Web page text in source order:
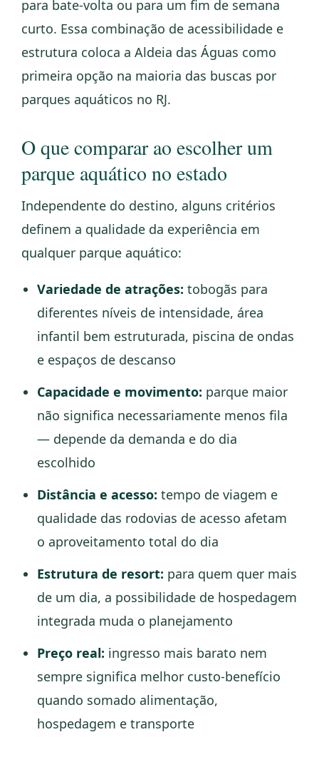
para bate-volta ou para um fim de semana
curto. Essa combinação de acessibilidade e
estrutura coloca a Aldeia das Águas como
primeira opção na maioria das buscas por
parques aquáticos no RJ.
O que comparar ao escolher um
parque aquático no estado
Independente do destino, alguns critérios
definem a qualidade da experiência em
qualquer parque aquático:
Variedade de atrações: tobogãs para
diferentes níveis de intensidade, área
infantil bem estruturada, piscina de ondas
e espaços de descanso
Capacidade e movimento: parque maior
não significa necessariamente menos fila
— depende da demanda e do dia
escolhido
Distância e acesso: tempo de viagem e
qualidade das rodovias de acesso afetam
o aproveitamento total do dia
Estrutura de resort: para quem quer mais
de um dia, a possibilidade de hospedagem
integrada muda o planejamento
Preço real: ingresso mais barato nem
sempre significa melhor custo-benefício
quando somado alimentação,
hospedagem e transporte